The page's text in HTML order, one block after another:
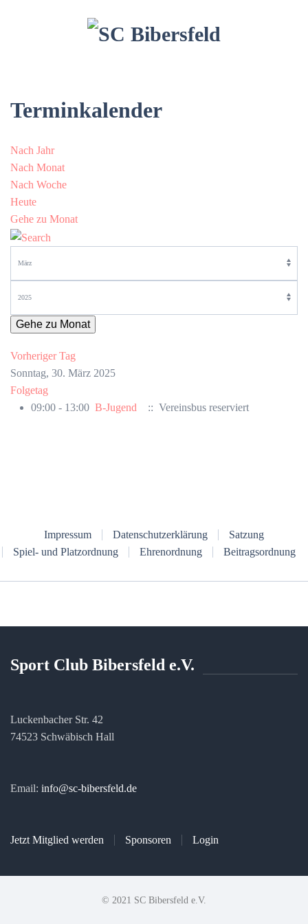
Terminkalender
Nach Jahr
Nach Monat
Nach Woche
Heute
Gehe zu Monat
Gehe zu Monat
Vorheriger Tag
Sonntag, 30. März 2025
Folgetag
09:00 - 13:00 B-Jugend :: Vereinsbus reserviert
Impressum Datenschutzerklärung
Satzung
Spiel- und Platzordnung
Ehrenordnung Beitragsordnung
Sport Club Bibersfeld e.V.
Luckenbacher Str. 42
74523 Schwäbisch Hall
Email: info@sc-bibersfeld.de
Jetzt Mitglied werden Sponsoren Login
© 2021 SC Bibersfeld e.V.